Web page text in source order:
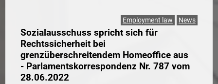
Employment law News
Sozialausschuss spricht sich für
Rechtssicherheit bei
grenzüberschreitendem Homeoffice aus
- Parlamentskorrespondenz Nr. 787 vom
28.06.2022